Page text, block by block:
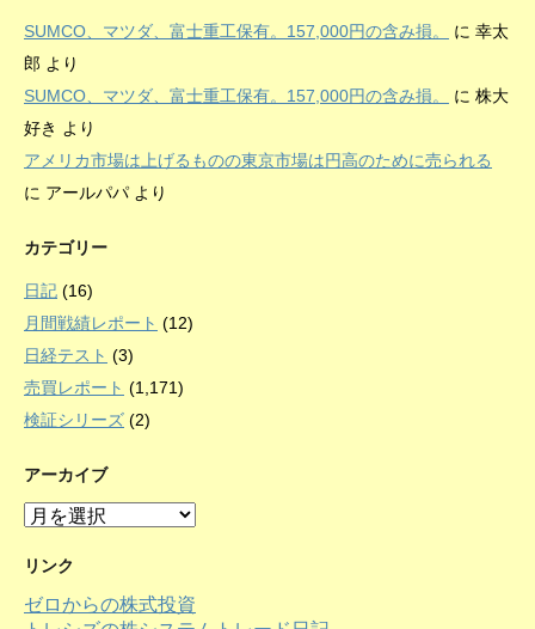
SUMCO、マツダ、富士重工保有。157,000円の含み損。 に 幸太
郎 より
SUMCO、マツダ、富士重工保有。157,000円の含み損。
に 株大
好き より
アメリカ市場は上げるものの東京市場は円高のために売られる
に アールパパ より
カテゴリー
日記 (16)
月間戦績レポート (12)
日経テスト (3)
売買レポート (1,171)
検証シリーズ (2)
アーカイブ
ア
カ
ブ
リンク
ゼロからの株式投資